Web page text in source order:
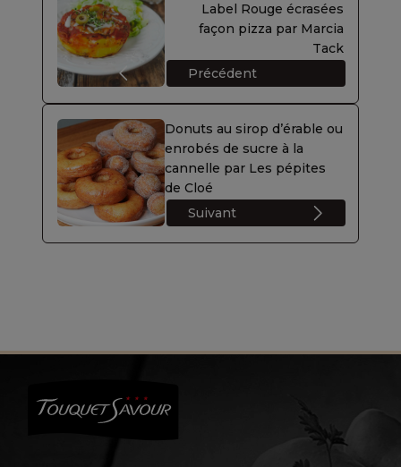
Label Rouge écrasées
façon pizza par Marcia
Tack
Précédent
Donuts au sirop d’érable ou
enrobés de sucre à la
cannelle par Les pépites
de Cloé
Suivant